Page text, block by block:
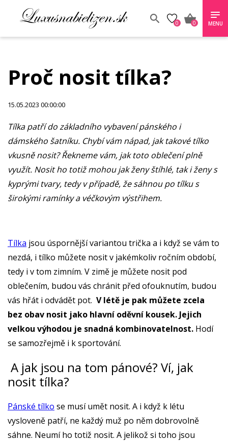
0 0 MENU
Proč nosit tílka?
15.05.2023 00:00:00
Tílka patří do základního vybavení pánského i
dámského šatníku. Chybí vám nápad, jak takové tílko
vkusně nosit? Řekneme vám, jak toto oblečení plně
využít. Nosit ho totiž mohou jak ženy štíhlé, tak i ženy s
kyprými tvary, tedy v případě, že sáhnou po tílku s
širokými ramínky a véčkovým výstřihem.
Tílka jsou úspornější variantou trička a i když se vám to
nezdá, i tílko můžete nosit v jakémkoliv ročním období,
tedy i v tom zimním. V zimě je můžete nosit pod
oblečením, budou vás chránit před ofouknutím, budou
vás hřát i odvádět pot. V létě je pak můžete zcela
bez obav nosit jako hlavní oděvní kousek. Jejich
velkou výhodou je snadná kombinovatelnost. Hodí
se samozřejmě i k sportování.
A jak jsou na tom pánové? Ví, jak
nosit tílka?
Pánské tílko se musí umět nosit. A i když k létu
vysloveně patří, ne každý muž po něm dobrovolně
sáhne. Neumí ho totiž nosit. A jelikož si toho jsou